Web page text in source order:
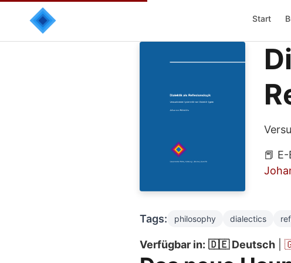
Start
📕
Tags: philosophy dialectics
Verfügbar in: 🇩🇪 Deutsch